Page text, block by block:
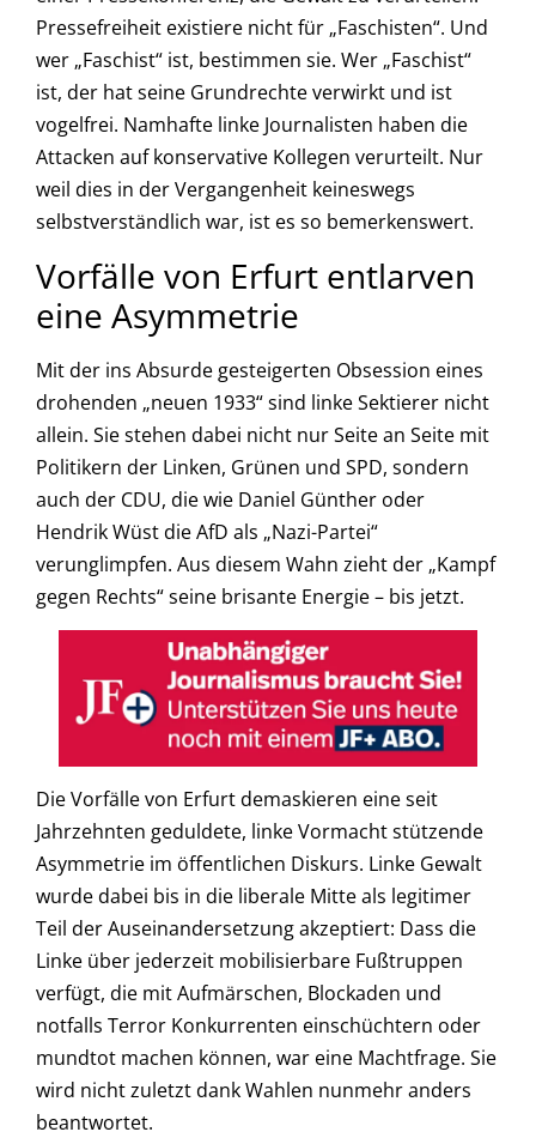
Pressefreiheit existiere nicht für „Faschisten“. Und
wer „Faschist“ ist, bestimmen sie. Wer „Faschist“
ist, der hat seine Grundrechte verwirkt und ist
vogelfrei. Namhafte linke Journalisten haben die
Attacken auf konservative Kollegen verurteilt. Nur
weil dies in der Vergangenheit keineswegs
selbstverständlich war, ist es so bemerkenswert.
Vorfälle von Erfurt entlarven
eine Asymmetrie
Mit der ins Absurde gesteigerten Obsession eines
drohenden „neuen 1933“ sind linke Sektierer nicht
allein. Sie stehen dabei nicht nur Seite an Seite mit
Politikern der Linken, Grünen und SPD, sondern
auch der CDU, die wie Daniel Günther oder
Hendrik Wüst die AfD als „Nazi-Partei“
verunglimpfen. Aus diesem Wahn zieht der „Kampf
gegen Rechts“ seine brisante Energie – bis jetzt.
Die Vorfälle von Erfurt demaskieren eine seit
Jahrzehnten geduldete, linke Vormacht stützende
Asymmetrie im öffentlichen Diskurs. Linke Gewalt
wurde dabei bis in die liberale Mitte als legitimer
Teil der Auseinandersetzung akzeptiert: Dass die
Linke über jederzeit mobilisierbare Fußtruppen
verfügt, die mit Aufmärschen, Blockaden und
notfalls Terror Konkurrenten einschüchtern oder
mundtot machen können, war eine Machtfrage. Sie
wird nicht zuletzt dank Wahlen nunmehr anders
beantwortet.